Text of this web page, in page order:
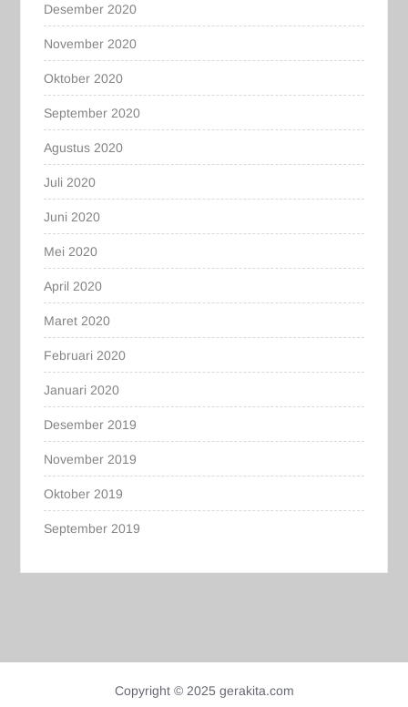
Desember 2020
November 2020
Oktober 2020
September 2020
Agustus 2020
Juli 2020
Juni 2020
Mei 2020
April 2020
Maret 2020
Februari 2020
Januari 2020
Desember 2019
November 2019
Oktober 2019
September 2019
Copyright © 2025 gerakita.com